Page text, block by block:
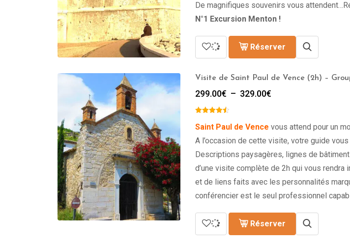
De magnifiques souvenirs vous
N°1 Excursion Menton !
Réserver
Visite de Saint Paul de Vence (2h) –
299.00€ – 329.00€
299.00€
à
329.00€
Saint Paul de Vence vous attend pour un
A l’occasion de cette visite, votre guide
Descriptions paysagères, lignes de
d’une visite complète de 2h qui vous
et de liens faits avec les personnalités
conférencier est le seul professionnel
Réserver